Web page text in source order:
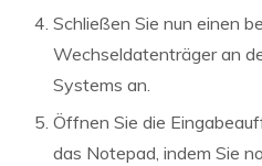
Schließen Sie nun einen
Wechseldatenträger an
Systems an.
Öffnen Sie die
das Notepad, indem Sie